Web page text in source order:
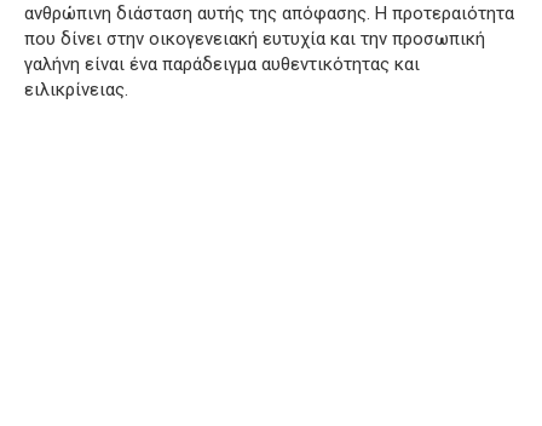
ανθρώπινη διάσταση αυτής της απόφασης. Η προτεραιότητα
που δίνει στην οικογενειακή ευτυχία και την προσωπική
γαλήνη είναι ένα παράδειγμα αυθεντικότητας και
ειλικρίνειας.